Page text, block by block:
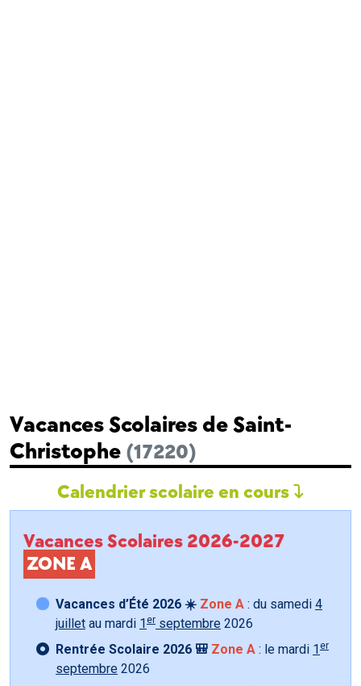
Vacances Scolaires de Saint-
Christophe (17220)
Calendrier scolaire en cours
Vacances Scolaires 2026-2027
ZONE A
Vacances d’Été 2026 ☀️ Zone A : du samedi 4
juillet au mardi 1 er septembre 2026
Rentrée Scolaire 2026 🎒 Zone A : le mardi 1 er
septembre 2026